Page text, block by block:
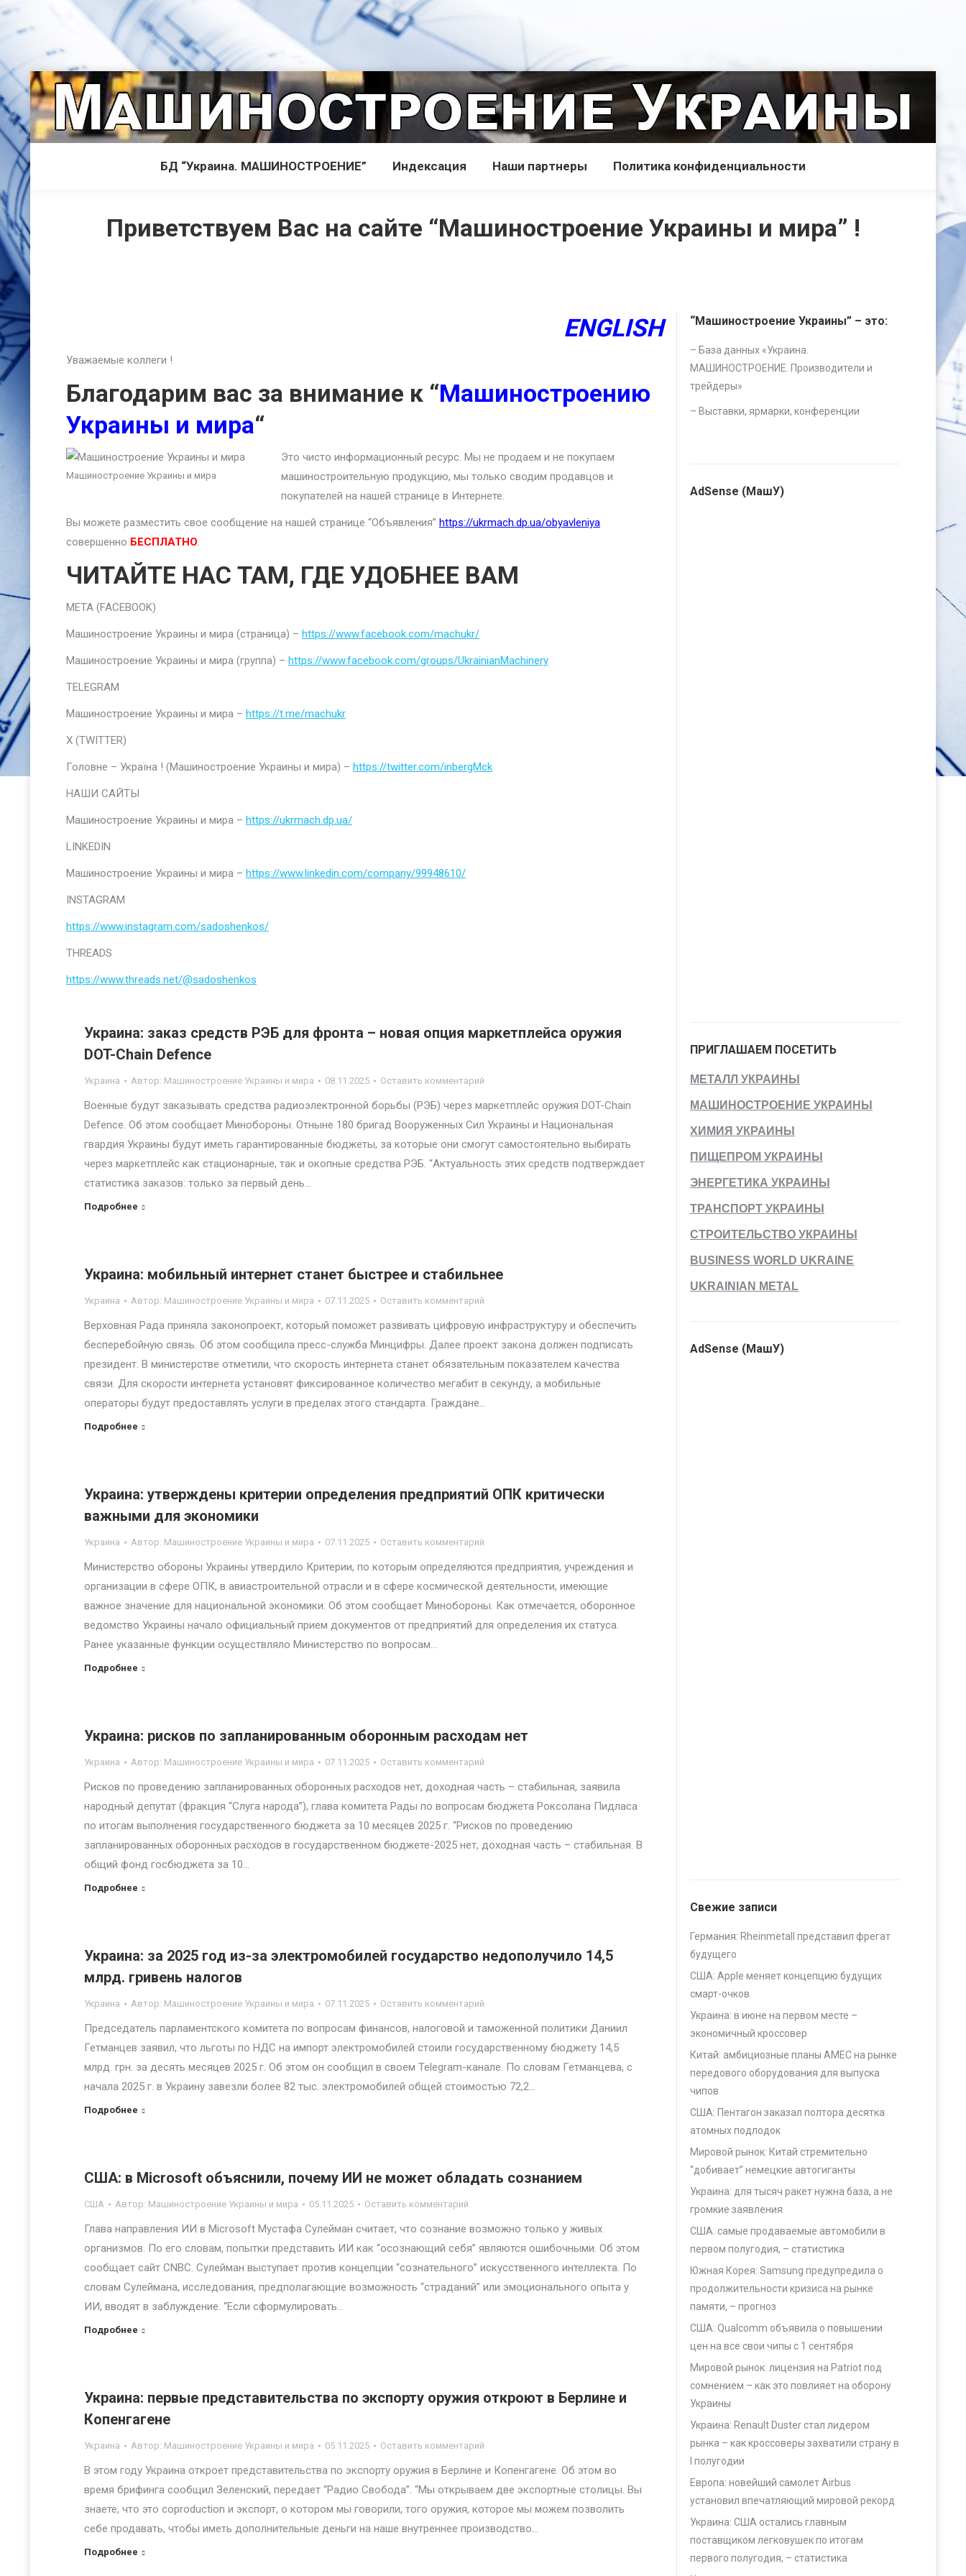
БД “Украина. МАШИНОСТРОЕНИЕ” Индекcация Наши партнеры Политика конфиденциальности
Приветствуем Вас на сайте “Машиностроение Украины и мира” !
ENGLISH
Уважаемые коллеги !
Благодарим вас за внимание к “Машиностроению
Украины и мира“
Машиностроение Украины и мира
Это чисто информационный ресурс. Мы не продаем и не покупаем
машиностроительную продукцию, мы только сводим продавцов и
покупателей на нашей странице в Интернете.
Вы можете разместить свое сообщение на нашей странице “Объявления” https://ukrmach.dp.ua/obyavleniya
совершенно БЕСПЛАТНО.
ЧИТАЙТЕ НАС ТАМ, ГДЕ УДОБНЕЕ ВАМ
META (FACEBOOK)
Машиностроение Украины и мира (страница) – https://www.facebook.com/machukr/
Машиностроение Украины и мира (группа) – https://www.facebook.com/groups/UkrainianMachinery
TELEGRAM
Машиностроение Украины и мира – https://t.me/machukr
Х (TWITTER)
Головне – Україна ! (Машиностроение Украины и мира) – https://twitter.com/inbergMck
НАШИ САЙТЫ
Машиностроение Украины и мира – https://ukrmach.dp.ua/
LINKEDIN
Машиностроение Украины и мира – https://www.linkedin.com/company/99948610/
INSTAGRAM
https://www.instagram.com/sadoshenkos/
THREADS
https://www.threads.net/@sadoshenkos
Украина: заказ средств РЭБ для фронта – новая опция маркетплейса оружия
DOT-Chain Defence
Украина Автор: Машиностроение Украины и мира 08.11.2025 Оставить комментарий
Военные будут заказывать средства радиоэлектронной борьбы (РЭБ) через маркетплейс оружия DOT-Chain
Defence. Об этом сообщает Минобороны. Отныне 180 бригад Вооруженных Сил Украины и Национальная
гвардия Украины будут иметь гарантированные бюджеты, за которые они смогут самостоятельно выбирать
через маркетплейс как стационарные, так и окопные средства РЭБ. “Актуальность этих средств подтверждает
статистика заказов: только за первый день…
Подробнее
Украина: мобильный интернет станет быстрее и стабильнее
Украина Автор: Машиностроение Украины и мира 07.11.2025 Оставить комментарий
Верховная Рада приняла законопроект, который поможет развивать цифровую инфраструктуру и обеспечить
бесперебойную связь. Об этом сообщила пресс-служба Минцифры. Далее проект закона должен подписать
президент. В министерстве отметили, что скорость интернета станет обязательным показателем качества
связи. Для скорости интернета установят фиксированное количество мегабит в секунду, а мобильные
операторы будут предоставлять услуги в пределах этого стандарта. Граждане…
Подробнее
Украина: утверждены критерии определения предприятий ОПК критически
важными для экономики
Украина Автор: Машиностроение Украины и мира 07.11.2025 Оставить комментарий
Министерство обороны Украины утвердило Критерии, по которым определяются предприятия, учреждения и
организации в сфере ОПК, в авиастроительной отрасли и в сфере космической деятельности, имеющие
важное значение для национальной экономики. Об этом сообщает Минобороны. Как отмечается, оборонное
ведомство Украины начало официальный прием документов от предприятий для определения их статуса.
Ранее указанные функции осуществляло Министерство по вопросам…
Подробнее
Украина: рисков по запланированным оборонным расходам нет
Украина Автор: Машиностроение Украины и мира 07.11.2025 Оставить комментарий
Рисков по проведению запланированных оборонных расходов нет, доходная часть – стабильная, заявила
народный депутат (фракция “Слуга народа”), глава комитета Рады по вопросам бюджета Роксолана Пидласа
по итогам выполнения государственного бюджета за 10 месяцев 2025 г. “Рисков по проведению
запланированных оборонных расходов в государственном бюджете-2025 нет, доходная часть – стабильная. В
общий фонд госбюджета за 10…
Подробнее
Украина: за 2025 год из-за электромобилей государство недополучило 14,5
млрд. гривень налогов
Украина Автор: Машиностроение Украины и мира 07.11.2025 Оставить комментарий
Председатель парламентского комитета по вопросам финансов, налоговой и таможенной политики Даниил
Гетманцев заявил, что льготы по НДС на импорт электромобилей стоили государственному бюджету 14,5
млрд. грн. за десять месяцев 2025 г. Об этом он сообщил в своем Telegram-канале. По словам Гетманцева, с
начала 2025 г. в Украину завезли более 82 тыс. электромобилей общей стоимостью 72,2…
Подробнее
США: в Microsoft объяснили, почему ИИ не может обладать сознанием
США Автор: Машиностроение Украины и мира 05.11.2025 Оставить комментарий
Глава направления ИИ в Microsoft Мустафа Сулейман считает, что сознание возможно только у живых
организмов. По его словам, попытки представить ИИ как “осознающий себя” являются ошибочными. Об этом
сообщает сайт CNBC. Сулейман выступает против концепции “сознательного” искусственного интеллекта. По
словам Сулеймана, исследования, предполагающие возможность “страданий” или эмоционального опыта у
ИИ, вводят в заблуждение. “Если сформулировать…
Подробнее
Украина: первые представительства по экспорту оружия откроют в Берлине и
Копенгагене
Украина Автор: Машиностроение Украины и мира 05.11.2025 Оставить комментарий
В этом году Украина откроет представительства по экспорту оружия в Берлине и Копенгагене. Об этом во
время брифинга сообщил Зеленский, передает “Радио Свобода”. “Мы открываем две экспортные столицы. Вы
знаете, что это coproduction и экспорт, о котором мы говорили, того оружия, которое мы можем позволить
себе продавать, чтобы иметь дополнительные деньги на наше внутреннее производство…
Подробнее
“Машиностроение Украины” – это:
– База данных «Украина.
МАШИНОСТРОЕНИЕ. Производители и
трейдеры»
– Выставки, ярмарки, конференции
AdSense (МашУ)
ПРИГЛАШАЕМ ПОСЕТИТЬ
МЕТАЛЛ УКРАИНЫ
МАШИНОСТРОЕНИЕ УКРАИНЫ
ХИМИЯ УКРАИНЫ
ПИЩЕПРОМ УКРАИНЫ
ЭНЕРГЕТИКА УКРАИНЫ
ТРАНСПОРТ УКРАИНЫ
СТРОИТЕЛЬСТВО УКРАИНЫ
BUSINESS WORLD UKRAINE
UKRAINIAN METAL
AdSense (МашУ)
Свежие записи
Германия: Rheinmetall представил фрегат
будущего
США: Apple меняет концепцию будущих
смарт-очков
Украина: в июне на первом месте –
экономичный кроссовер
Китай: амбициозные планы AMEC на рынке
передового оборудования для выпуска
чипов
США: Пентагон заказал полтора десятка
атомных подлодок
Мировой рынок: Китай стремительно
“добивает” немецкие автогиганты
Украина: для тысяч ракет нужна база, а не
громкие заявления
США: самые продаваемые автомобили в
первом полугодия, – статистика
Южная Корея: Samsung предупредила о
продолжительности кризиса на рынке
памяти, – прогноз
США: Qualcomm объявила о повышении
цен на все свои чипы с 1 сентября
Мировой рынок: лицензия на Patriot под
сомнением – как это повлияет на оборону
Украины
Украина: Renault Duster стал лидером
рынка – как кроссоверы захватили страну в
I полугодии
Европа: новейший самолет Airbus
установил впечатляющий мировой рекорд
Украина: США остались главным
поставщиком легковушек по итогам
первого полугодия, – статистика